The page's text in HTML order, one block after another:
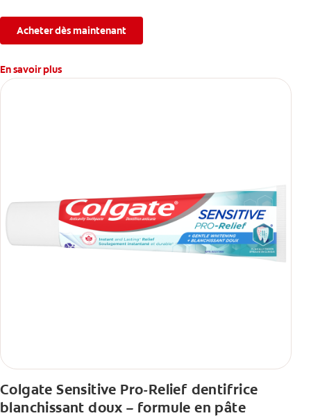
Acheter dès maintenant
En savoir plus
Colgate Sensitive Pro-Relief dentifrice
blanchissant doux – formule en pâte